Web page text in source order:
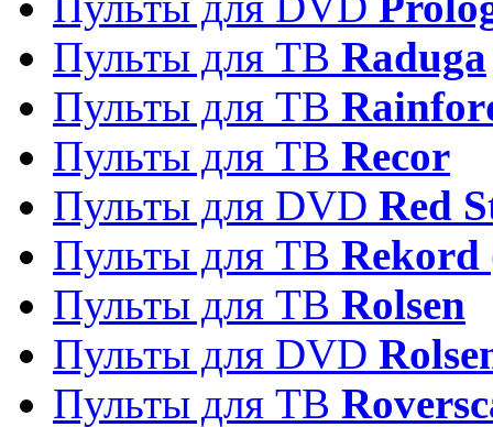
Пульты для ТВ Raduga
Пульты для ТВ
Пульты для ТВ Recor
Пульты для DVD Red
Пульты для ТВ Rekord
Пульты для ТВ Rolsen
Пульты для DVD
Пульты для ТВ